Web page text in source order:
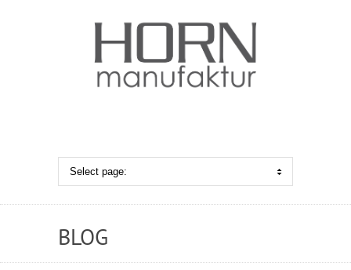
BLOG